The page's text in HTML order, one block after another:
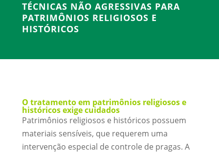
TÉCNICAS NÃO AGRESSIVAS PARA
PATRIMÔNIOS RELIGIOSOS E
HISTÓRICOS
O tratamento em patrimônios religiosos e
históricos exige cuidados
Patrimônios religiosos e históricos possuem
materiais sensíveis, que requerem uma
intervenção especial de controle de pragas. A